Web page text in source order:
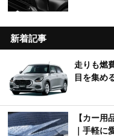
新着記事
走りも燃
目を集め
【カー
｜手軽